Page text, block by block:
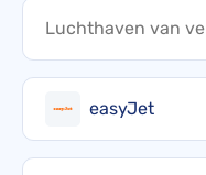
easyJet